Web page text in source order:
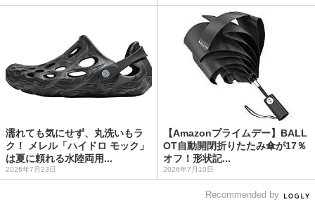
濡れても気にせず、丸洗いもラ
ク！ メレル「ハイドロ モック」
は夏に頼れる水陸両用...
2026年7月23日
【Amazonプライムデー】BALL
OT自動開閉折りたたみ傘が17％
オフ！形状記...
2026年7月10日
Recommended by